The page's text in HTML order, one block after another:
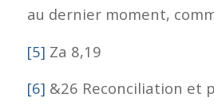
au dernier moment,
[5] Za 8,19
[6] &26 Reconciliation et